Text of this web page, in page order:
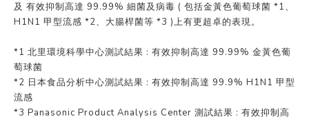
及 有效抑制高達 99.99% 細菌及病毒 ( 包括金黃色葡萄球菌 *1、
H1N1 甲型流感 *2、大腸桿菌等 *3 )上有更超卓的表現。
*1 北里環境科學中心測試結果 : 有效抑制高達 99.99% 金黃色葡
萄球菌
*2 日本食品分析中心測試結果 : 有效抑制高達 99.9% H1N1 甲型
流感
*3 Panasonic Product Analysis Center 測試結果 : 有效抑制高